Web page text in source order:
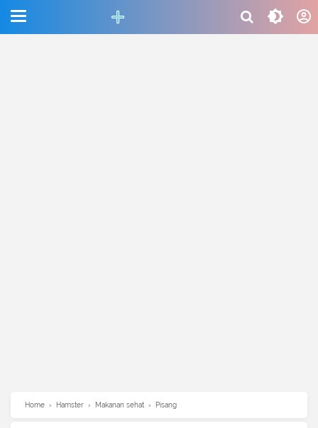
Home › Hamster › Makanan sehat › Pisang